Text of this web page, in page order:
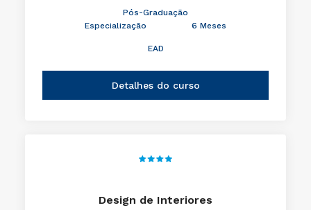
Pós-Graduação
Especialização
6 Meses
EAD
Detalhes do curso
Design de Interiores